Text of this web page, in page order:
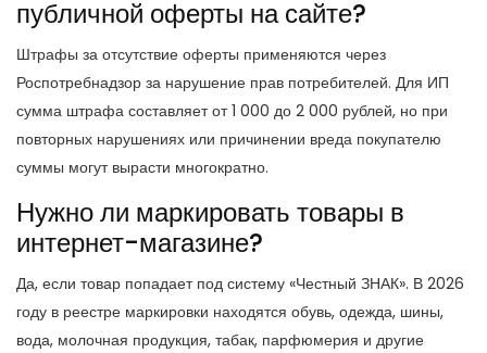
публичной оферты на сайте?
Штрафы за отсутствие оферты применяются через
Роспотребнадзор за нарушение прав потребителей. Для ИП
сумма штрафа составляет от 1 000 до 2 000 рублей, но при
повторных нарушениях или причинении вреда покупателю
суммы могут вырасти многократно.
Нужно ли маркировать товары в
интернет-магазине?
Да, если товар попадает под систему «Честный ЗНАК». В 2026
году в реестре маркировки находятся обувь, одежда, шины,
вода, молочная продукция, табак, парфюмерия и другие